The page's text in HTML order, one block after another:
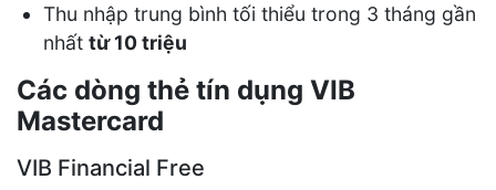
Thu nhập trung bình tối thiểu trong 3 tháng gần
nhất từ 10 triệu
Các dòng thẻ tín dụng VIB
Mastercard
VIB Financial Free